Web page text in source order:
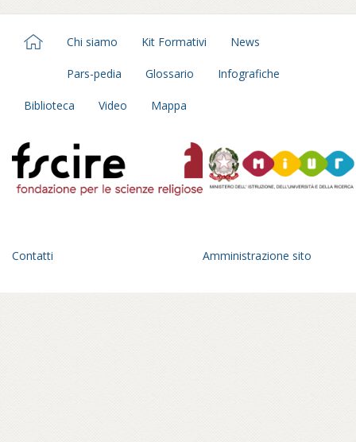
Chi siamo Kit Formativi News
Pars-pedia Glossario Infografiche
Biblioteca Video Mappa
Contatti Amministrazione sito